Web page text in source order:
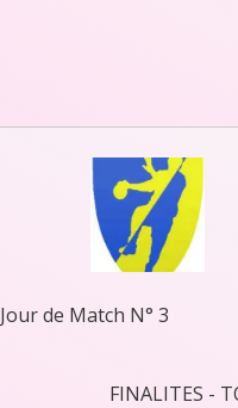
Jour de Match N° 3
FINALITES -